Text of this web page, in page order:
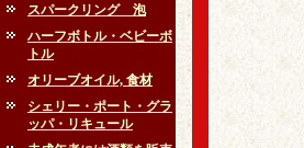
スパークリング 泡
ハーフボトル・ベビーボ
トル
オリーブオイル, 食材
シェリー・ポート・グラ
ッパ・リキュール